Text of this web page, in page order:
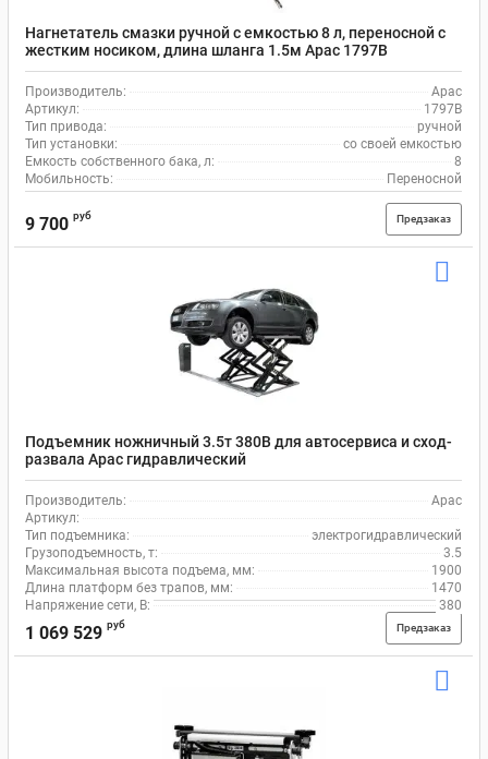
Нагнетатель смазки ручной с емкостью 8 л, переносной с
жестким носиком, длина шланга 1.5м Apac 1797B
Производитель:
Apac
Артикул:
1797B
Тип привода:
ручной
Тип установки:
со своей емкостью
Емкость собственного бака, л:
8
Мобильность:
Переносной
9 700 руб Предзаказ
Подъемник ножничный 3.5т 380В для автосервиса и сход-
развала Apac гидравлический
Производитель:
Apac
Артикул:
Тип подъемника:
электрогидравлический
Грузоподъемность, т:
3.5
Максимальная высота подъема, мм:
1900
Длина платформ без трапов, мм:
1470
Напряжение сети, В:
380
1 069 529 руб Предзаказ